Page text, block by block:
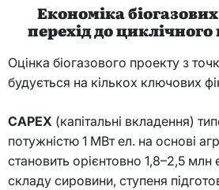
Економіка
перехід до
Оцінка біогазового проекту з
будується на кількох ключових
CAPEX (капітальні вкладення)
потужністю 1 МВт ел. на основі
становить орієнтовно 1,8–2,5
складу сировини, ступеня